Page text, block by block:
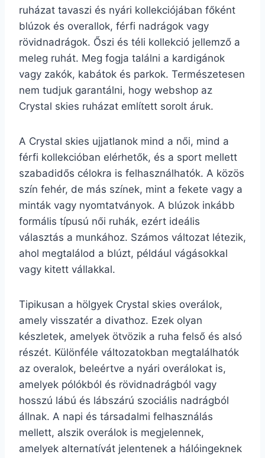
ruházat tavaszi és nyári kollekciójában főként
blúzok és overallok, férfi nadrágok vagy
rövidnadrágok. Őszi és téli kollekció jellemző a
meleg ruhát. Meg fogja találni a kardigánok
vagy zakók, kabátok és parkok. Természetesen
nem tudjuk garantálni, hogy webshop az
Crystal skies ruházat említett sorolt áruk.
A Crystal skies ujjatlanok mind a női, mind a
férfi kollekcióban elérhetők, és a sport mellett
szabadidős célokra is felhasználhatók. A közös
szín fehér, de más színek, mint a fekete vagy a
minták vagy nyomtatványok. A blúzok inkább
formális típusú női ruhák, ezért ideális
választás a munkához. Számos változat létezik,
ahol megtalálod a blúzt, például vágásokkal
vagy kitett vállakkal.
Tipikusan a hölgyek Crystal skies overálok,
amely visszatér a divathoz. Ezek olyan
készletek, amelyek ötvözik a ruha felső és alsó
részét. Különféle változatokban megtalálhatók
az overalok, beleértve a nyári overálokat is,
amelyek pólókból és rövidnadrágból vagy
hosszú lábú és lábszárú szociális nadrágból
állnak. A napi és társadalmi felhasználás
mellett, alszik overálok is megjelennek,
amelyek alternatívát jelentenek a hálóingeknek